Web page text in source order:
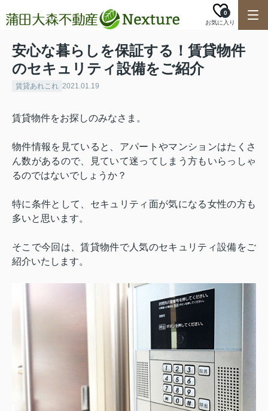
お気に入り
0
安心な暮らしを保証する！賃貸物件
のセキュリティ設備をご紹介
賃貸あれこれ 2021.01.19
賃貸物件をお探しのみなさま。
物件情報を見ていると、アパートやマンションはたくさ
ん数があるので、見ていて迷ってしまう方もいらっしゃ
るのではないでしょうか？
特に条件として、セキュリティ面が気になる女性の方も
多いと思います。
そこで今回は、賃貸物件で人気のセキュリティ設備をご
紹介いたします。